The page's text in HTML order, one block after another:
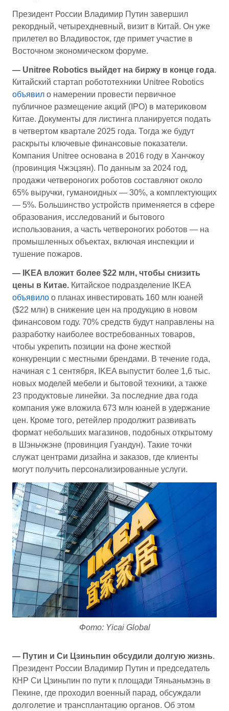
Президент России Владимир Путин завершил
рекордный, четырехдневный, визит в Китай. Он уже
прилетел во Владивосток, где примет участие в
Восточном экономическом форуме.
— Unitree Robotics выйдет на биржу в конце года.
Китайский стартап робототехники Unitree Robotics
объявил о намерении провести первичное
публичное размещение акций (IPO) в материковом
Китае. Документы для листинга планируется подать
в четвертом квартале 2025 года. Тогда же будут
раскрыты ключевые финансовые показатели.
Компания Unitree основана в 2016 году в Ханчжоу
(провинция Чжэцзян). По данным за 2024 год,
продажи четвероногих роботов составляют около
65% выручки, гуманоидных — 30%, а комплектующих
— 5%. Большинство устройств применяется в сфере
образования, исследований и бытового
использования, а часть четвероногих роботов — на
промышленных объектах, включая инспекции и
тушение пожаров.
— IKEA вложит более $22 млн, чтобы снизить
цены в Китае. Китайское подразделение IKEA
объявило о планах инвестировать 160 млн юаней
($22 млн) в снижение цен на продукцию в новом
финансовом году. 70% средств будут направлены на
разработку наиболее востребованных товаров,
чтобы укрепить позиции на фоне жесткой
конкуренции с местными брендами. В течение года,
начиная с 1 сентября, IKEA выпустит более 1,6 тыс.
новых моделей мебели и бытовой техники, а также
23 продуктовые линейки. За последние два года
компания уже вложила 673 млн юаней в удержание
цен. Кроме того, ретейлер продолжит развивать
формат небольших магазинов, подобных открытому
в Шэньчжэне (провинция Гуандун). Такие точки
служат центрами дизайна и заказов, где клиенты
могут получить персонализированные услуги.
Фото: Yicai Global
— Путин и Си Цзиньпин обсудили долгую жизнь.
Президент России Владимир Путин и председатель
КНР Си Цзиньпин по пути к площади Тяньаньмэнь в
Пекине, где проходил военный парад, обсуждали
долголетие и трансплантацию органов. Об этом